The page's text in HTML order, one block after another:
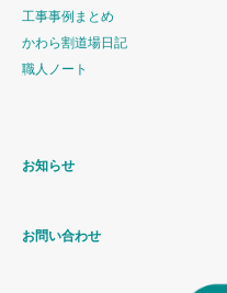
工事事例まとめ
かわら割道場日記
職人ノート
お知らせ
お問い合わせ